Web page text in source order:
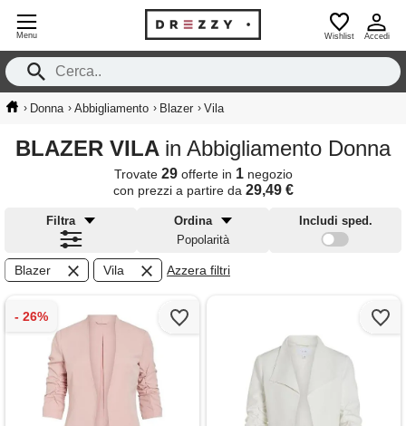
Menu Wishlist Accedi
› Donna › Abbigliamento › Blazer › Vila
BLAZER VILA in Abbigliamento Donna
Trovate 29offerte in 1negozio
con prezzi a partire da 29,49 €
Filtra
Ordina
Popolarità
Includi sped.
Blazer Vila Azzera filtri